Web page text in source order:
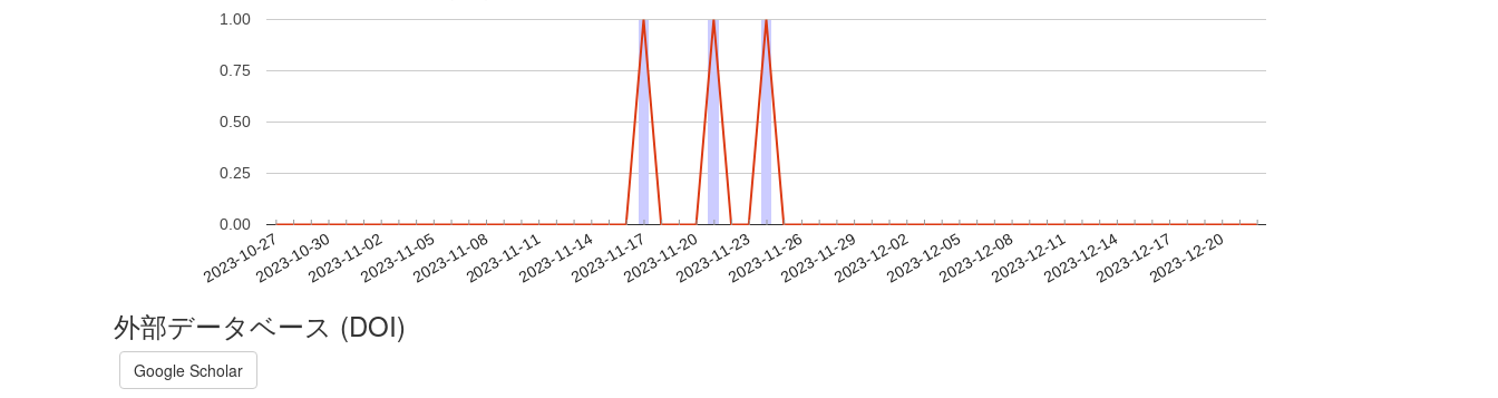
2023-10-272023-10-302023-11-022023-11-052023-11-082023-11-112023-11-142023-11-172023-11-202023-11-232023-11-262023-11-292023-12-022023-12-052023-12-082023-12-112023-12-142023-12-172023-12-20
0.00
0.25
0.50
0.75
1.00
外部データベース (DOI)
Google Scholar